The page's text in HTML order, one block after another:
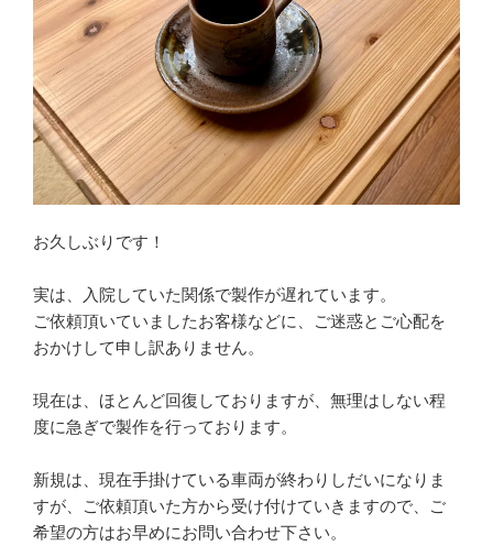
お久しぶりです！
実は、入院していた関係で製作が遅れています。
ご依頼頂いていましたお客様などに、ご迷惑とご心配を
おかけして申し訳ありません。
現在は、ほとんど回復しておりますが、無理はしない程
度に急ぎで製作を行っております。
新規は、現在手掛けている車両が終わりしだいになりま
すが、ご依頼頂いた方から受け付けていきますので、ご
希望の方はお早めにお問い合わせ下さい。